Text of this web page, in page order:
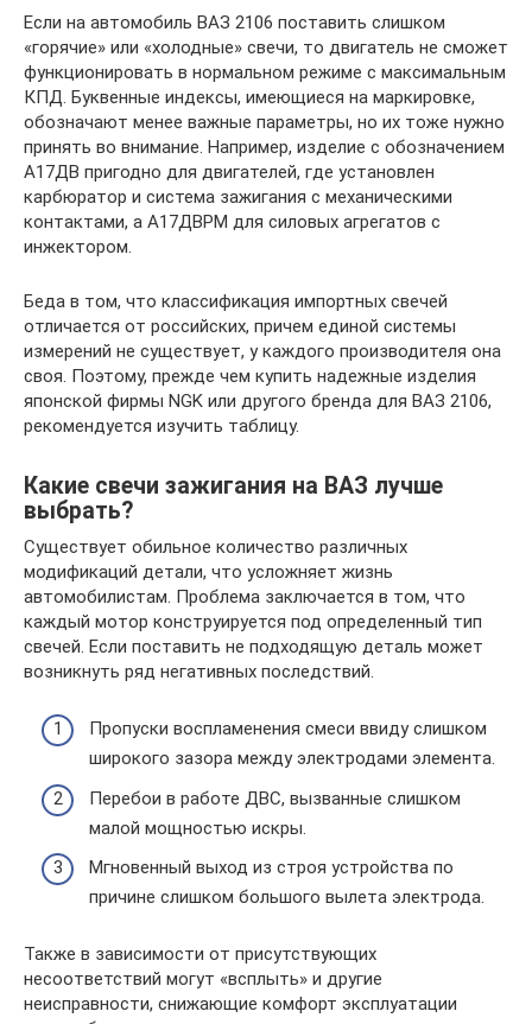
Если на автомобиль ВАЗ 2106 поставить слишком
«горячие» или «холодные» свечи, то двигатель не сможет
функционировать в нормальном режиме с максимальным
КПД. Буквенные индексы, имеющиеся на маркировке,
обозначают менее важные параметры, но их тоже нужно
принять во внимание. Например, изделие с обозначением
А17ДВ пригодно для двигателей, где установлен
карбюратор и система зажигания с механическими
контактами, а А17ДВРМ для силовых агрегатов с
инжектором.
Беда в том, что классификация импортных свечей
отличается от российских, причем единой системы
измерений не существует, у каждого производителя она
своя. Поэтому, прежде чем купить надежные изделия
японской фирмы NGK или другого бренда для ВАЗ 2106,
рекомендуется изучить таблицу.
Какие свечи зажигания на ВАЗ лучше
выбрать?
Существует обильное количество различных
модификаций детали, что усложняет жизнь
автомобилистам. Проблема заключается в том, что
каждый мотор конструируется под определенный тип
свечей. Если поставить не подходящую деталь может
возникнуть ряд негативных последствий.
Пропуски воспламенения смеси ввиду слишком
широкого зазора между электродами элемента.
Перебои в работе ДВС, вызванные слишком
малой мощностью искры.
Мгновенный выход из строя устройства по
причине слишком большого вылета электрода.
Также в зависимости от присутствующих
несоответствий могут «всплыть» и другие
неисправности, снижающие комфорт эксплуатации